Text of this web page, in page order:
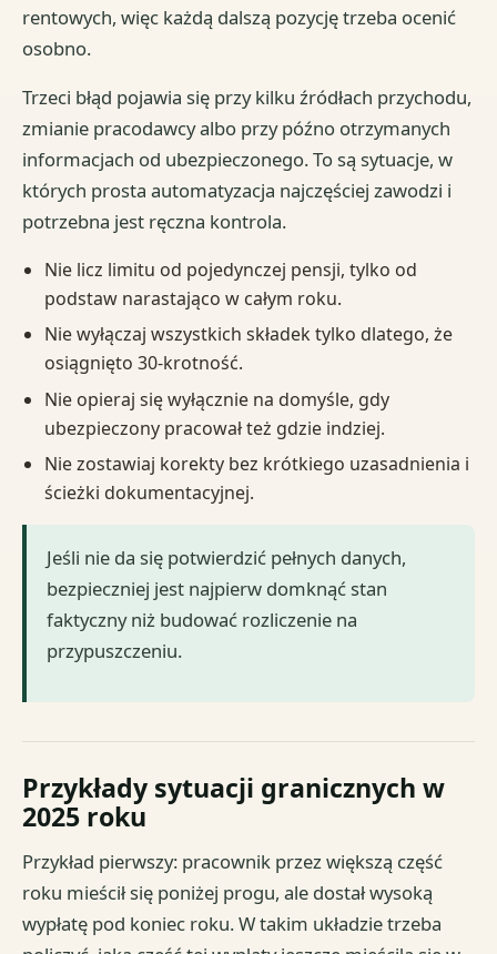
rentowych, więc każdą dalszą pozycję trzeba ocenić
osobno.
Trzeci błąd pojawia się przy kilku źródłach przychodu,
zmianie pracodawcy albo przy późno otrzymanych
informacjach od ubezpieczonego. To są sytuacje, w
których prosta automatyzacja najczęściej zawodzi i
potrzebna jest ręczna kontrola.
Nie licz limitu od pojedynczej pensji, tylko od
podstaw narastająco w całym roku.
Nie wyłączaj wszystkich składek tylko dlatego, że
osiągnięto 30-krotność.
Nie opieraj się wyłącznie na domyśle, gdy
ubezpieczony pracował też gdzie indziej.
Nie zostawiaj korekty bez krótkiego uzasadnienia i
ścieżki dokumentacyjnej.
Jeśli nie da się potwierdzić pełnych danych,
bezpieczniej jest najpierw domknąć stan
faktyczny niż budować rozliczenie na
przypuszczeniu.
Przykłady sytuacji granicznych w
2025 roku
Przykład pierwszy: pracownik przez większą część
roku mieścił się poniżej progu, ale dostał wysoką
wypłatę pod koniec roku. W takim układzie trzeba